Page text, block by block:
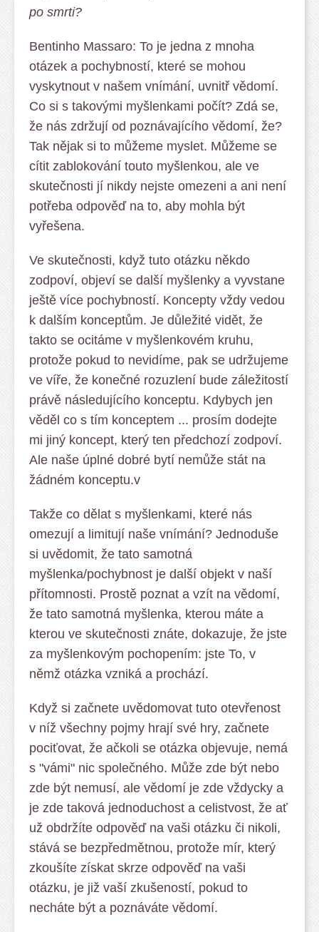
po smrti?
Bentinho Massaro: To je jedna z mnoha
otázek a pochybností, které se mohou
vyskytnout v našem vnímání, uvnitř vědomí.
Co si s takovými myšlenkami počít? Zdá se,
že nás zdržují od poznávajícího vědomí, že?
Tak nějak si to můžeme myslet. Můžeme se
cítit zablokování touto myšlenkou, ale ve
skutečnosti jí nikdy nejste omezeni a ani není
potřeba odpověď na to, aby mohla být
vyřešena.
Ve skutečnosti, když tuto otázku někdo
zodpoví, objeví se další myšlenky a vyvstane
ještě více pochybností. Koncepty vždy vedou
k dalším konceptům. Je důležité vidět, že
takto se ocitáme v myšlenkovém kruhu,
protože pokud to nevidíme, pak se udržujeme
ve víře, že konečné rozuzlení bude záležitostí
právě následujícího konceptu. Kdybych jen
věděl co s tím konceptem ... prosím dodejte
mi jiný koncept, který ten předchozí zodpoví.
Ale naše úplné dobré bytí nemůže stát na
žádném konceptu.v
Takže co dělat s myšlenkami, které nás
omezují a limitují naše vnímání? Jednoduše
si uvědomit, že tato samotná
myšlenka/pochybnost je další objekt v naší
přítomnosti. Prostě poznat a vzít na vědomí,
že tato samotná myšlenka, kterou máte a
kterou ve skutečnosti znáte, dokazuje, že jste
za myšlenkovým pochopením: jste To, v
němž otázka vzniká a prochází.
Když si začnete uvědomovat tuto otevřenost
v níž všechny pojmy hrají své hry, začnete
pociťovat, že ačkoli se otázka objevuje, nemá
s "vámi" nic společného. Může zde být nebo
zde být nemusí, ale vědomí je zde vždycky a
je zde taková jednoduchost a celistvost, že ať
už obdržíte odpověď na vaši otázku či nikoli,
stává se bezpředmětnou, protože mír, který
zkoušíte získat skrze odpověď na vaši
otázku, je již vaší zkušeností, pokud to
necháte být a poznáváte vědomí.